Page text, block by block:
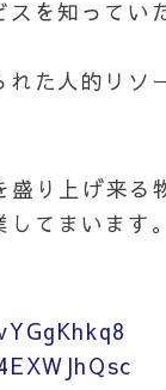
を知ってい
た人的リソ
り上げ来る
てまいます。